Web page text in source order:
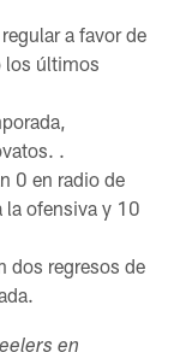
a favor de
los últimos
.
0 en radio de
la ofensiva y 10
dos regresos de
en